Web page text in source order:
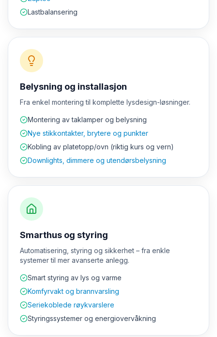
Lastbalansering
Belysning og installasjon
Fra enkel montering til komplette lysdesign-løsninger.
Montering av taklamper og belysning
Nye stikkontakter, brytere og punkter
Kobling av platetopp/ovn (riktig kurs og vern)
Downlights, dimmere og utendørsbelysning
Smarthus og styring
Automatisering, styring og sikkerhet – fra enkle
systemer til mer avanserte anlegg.
Smart styring av lys og varme
Komfyrvakt og brannvarsling
Seriekoblede røykvarslere
Styringssystemer og energiovervåkning